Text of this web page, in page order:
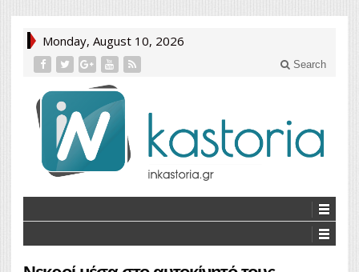
Monday, August 10, 2026
Search